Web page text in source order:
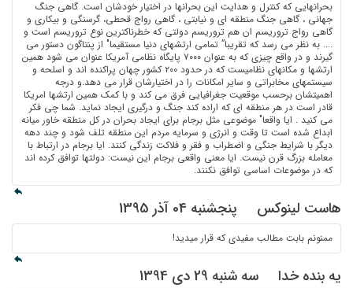
هاست لینوکس پنجشنبه 04 آذر 1395
ممنونم بابت مطالب مفیدی که قرار میدید!
یه بنده خدا سه شنبه 29 دی 1394